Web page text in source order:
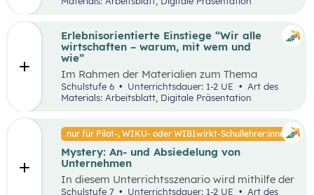
beurteilen und erfolgreich bewältigen zu
SDG und entdecken in ihrer Umgebung Orte, an
machen ein Foto davon. Anschließend werden
Verbesserungsvorschläge erarbeitet.
Erlebnisorientierte Einstiege “Wir alle
wirtschaften – warum, mit wem und
wie”
Im Rahmen der Materialien zum Thema
“Grundlagen der Wirtschaft” werden drei
mögliche Einstiegsideen vorgestellt. Diese
Vorschläge zeichnen sich nicht nur durch ihre
als Erlebnisse konzipiert, um die Schüler:innen
aktiv in den Lernprozess einzubinden.
Schulstufe 6 Unterrichtsdauer: 1-2 UE
Materials: Arbeitsblatt, Digitale Präsentation
nur für Pilot-, WIKU- oder WIBIwirkt-Schullehrer:innen
Mystery: An- und Absiedelung von
Unternehmen
In diesem Unterrichtsszenario wird mithilfe der
Methode Mystery das Thema „Ansiedelung von
Schulstufe 7 Unterrichtsdauer: 1-2 UE
Art des